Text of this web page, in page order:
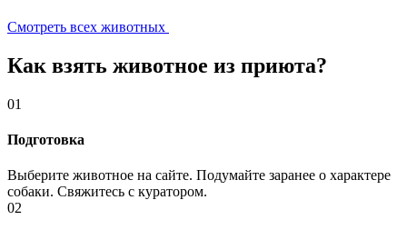
Смотреть всех животных
Как взять животное из приюта?
01
Подготовка
Выберите животное на сайте. Подумайте заранее о характере
собаки. Свяжитесь с куратором.
02